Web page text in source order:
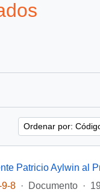
Ordenar por:
Patricio Aylwin al
8
· Documento ·